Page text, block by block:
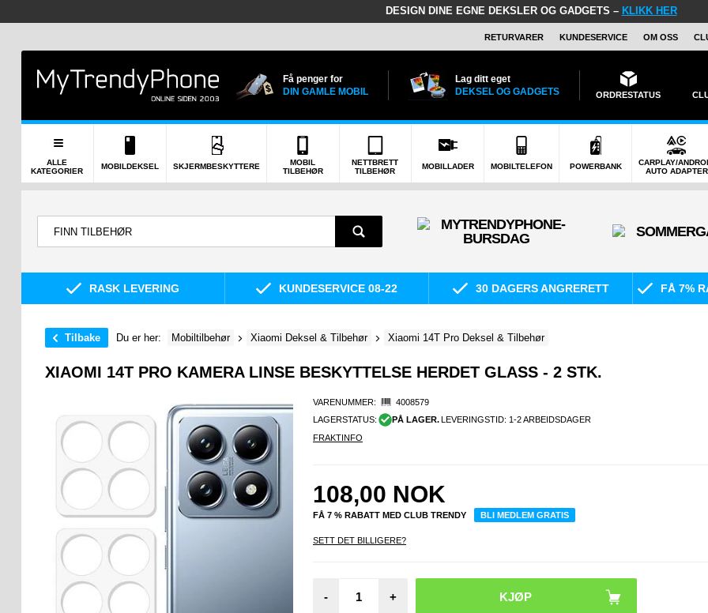
DESIGN DINE EGNE DEKSLER OG GADGETS – KLIKK HER
RETURVARER KUNDESERVICE OM OSS
Få penger for
DIN GAMLE MOBIL
Lag ditt eget
DEKSEL OG GADGETS
ORDRESTATUS
ALLE
KATEGORIER
MOBILDEKSEL SKJERMBESKYTTERE
MOBIL
TILBEHØR
NETTBRETT
TILBEHØR
MOBILLADER MOBILTELEFON POWERBANK
CARPLAY/
AUTO ADAPTER
RASK LEVERING KUNDESERVICE 08-22 30 DAGERS ANGRERETT FÅ 7%
Tilbake Du er her: Mobiltilbehør Xiaomi Deksel & Tilbehør Xiaomi 14T Pro Deksel & Tilbehør
XIAOMI 14T PRO KAMERA LINSE BESKYTTELSE HERDET GLASS - 2 STK.
VARENUMMER:
4008579
LAGERSTATUS:
PÅ LAGER.
LEVERINGSTID: 1-2 ARBEIDSDAGER
FRAKTINFO
108,00 NOK
FÅ 7 % RABATT MED CLUB TRENDY BLI MEDLEM GRATIS
SETT DET BILLIGERE?
- +